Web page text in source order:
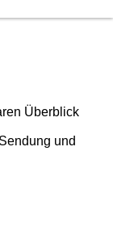
Überblick
und